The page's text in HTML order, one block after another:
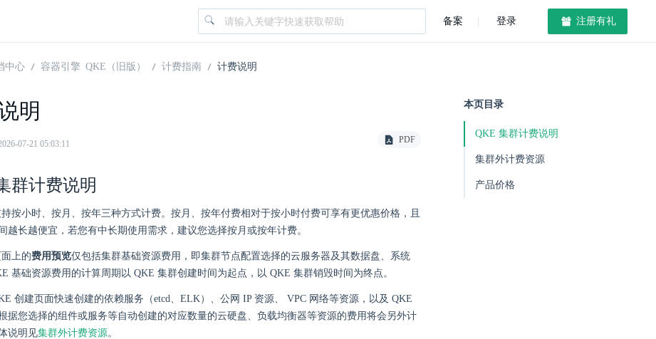
备案 登录 注册有礼
中心 容器引擎 QKE（旧版） 计费指南 计费说明
明
07-21 05:03:11 PDF
群计费说明
按小时、按月、按年三种方式计费。按月、按年付费相对于按小时付费可享有更优惠价格，且
越长越便宜，若您有中长期使用需求，建议您选择按月或按年计费。
上的费用预览仅包括集群基础资源费用，即集群节点配置选择的云服务器及其数据盘、系统
基础资源费用的计算周期以 QKE 集群创建时间为起点，以 QKE 集群销毁时间为终点。
创建页面快速创建的依赖服务（etcd、ELK）、公网 IP 资源、 VPC 网络等资源，以及 QKE
据您选择的组件或服务等自动创建的对应数量的云硬盘、负载均衡器等资源的费用将会另外计
说明见集群外计费资源。
本页目录
QKE 集群计费说明
集群外计费资源
产品价格